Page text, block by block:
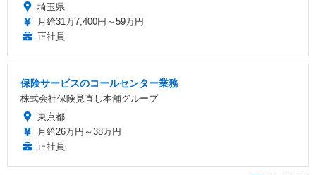
埼玉県
月給31万7,400円～59万円
正社員
保険サービスのコールセンター業務
株式会社保険見直し本舗グループ
東京都
月給26万円～38万円
正社員